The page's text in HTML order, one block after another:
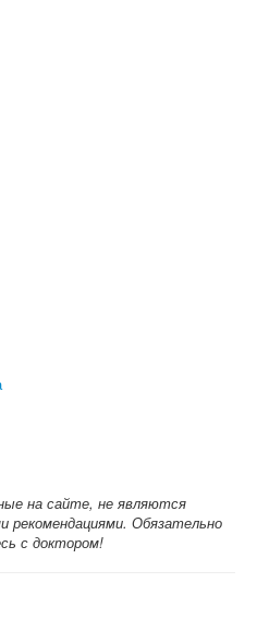
на сайте, не являются
рекомендациями. Обязательно
с доктором!